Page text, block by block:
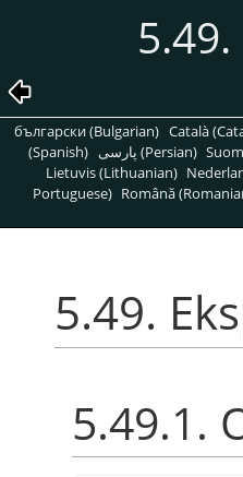
български (Bulgarian) Català
(Spanish)
پارسی (Persian)
Lietuvis (Lithuanian)
Portuguese) Română
5.49.
5.49.1.